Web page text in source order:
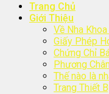
Trang Chủ
Giới Thiệu
Về Nha
Giấy Phép
Chứng Chỉ
Phương
Thế nào là
Trang Thiết